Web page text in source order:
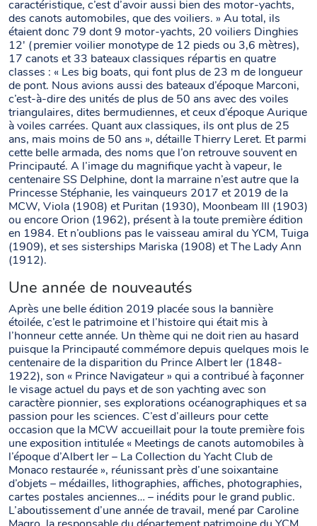
caractéristique, c’est d’avoir aussi bien des motor-yachts,
des canots automobiles, que des voiliers. » Au total, ils
étaient donc 79 dont 9 motor-yachts, 20 voiliers Dinghies
12′ (premier voilier monotype de 12 pieds ou 3,6 mètres),
17 canots et 33 bateaux classiques répartis en quatre
classes : « Les big boats, qui font plus de 23 m de longueur
de pont. Nous avions aussi des bateaux d’époque Marconi,
c’est-à-dire des unités de plus de 50 ans avec des voiles
triangulaires, dites bermudiennes, et ceux d’époque Aurique
à voiles carrées. Quant aux classiques, ils ont plus de 25
ans, mais moins de 50 ans », détaille Thierry Leret. Et parmi
cette belle armada, des noms que l’on retrouve souvent en
Principauté. A l’image du magnifique yacht à vapeur, le
centenaire SS Delphine, dont la marraine n’est autre que la
Princesse Stéphanie, les vainqueurs 2017 et 2019 de la
MCW, Viola (1908) et Puritan (1930), Moonbeam III (1903)
ou encore Orion (1962), présent à la toute première édition
en 1984. Et n’oublions pas le vaisseau amiral du YCM, Tuiga
(1909), et ses sisterships Mariska (1908) et The Lady Ann
(1912).
Une année de nouveautés
Après une belle édition 2019 placée sous la bannière
étoilée, c’est le patrimoine et l’histoire qui était mis à
l’honneur cette année. Un thème qui ne doit rien au hasard
puisque la Principauté commémore depuis quelques mois le
centenaire de la disparition du Prince Albert Ier (1848-
1922), son « Prince Navigateur » qui a contribué à façonner
le visage actuel du pays et de son yachting avec son
caractère pionnier, ses explorations océanographiques et sa
passion pour les sciences. C’est d’ailleurs pour cette
occasion que la MCW accueillait pour la toute première fois
une exposition intitulée « Meetings de canots automobiles à
l’époque d’Albert Ier – La Collection du Yacht Club de
Monaco restaurée », réunissant près d’une soixantaine
d’objets – médailles, lithographies, affiches, photographies,
cartes postales anciennes… – inédits pour le grand public.
L’aboutissement d’une année de travail, mené par Caroline